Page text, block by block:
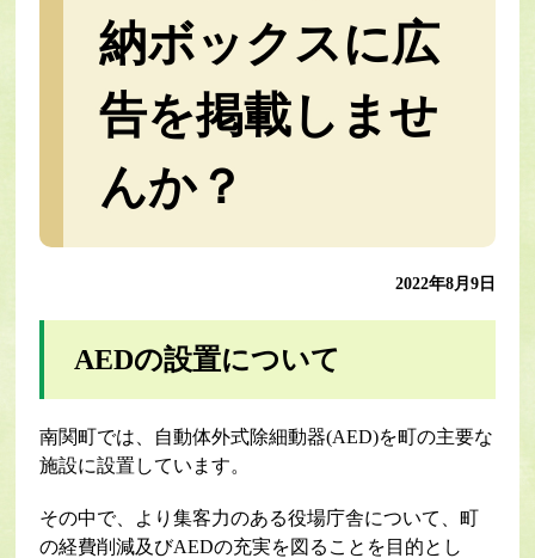
納ボックスに広
告を掲載しませ
んか？
2022年8月9日
AEDの設置について
南関町では、自動体外式除細動器(AED)を町の主要な
施設に設置しています。
その中で、より集客力のある役場庁舎について、町
の経費削減及びAEDの充実を図ることを目的とし